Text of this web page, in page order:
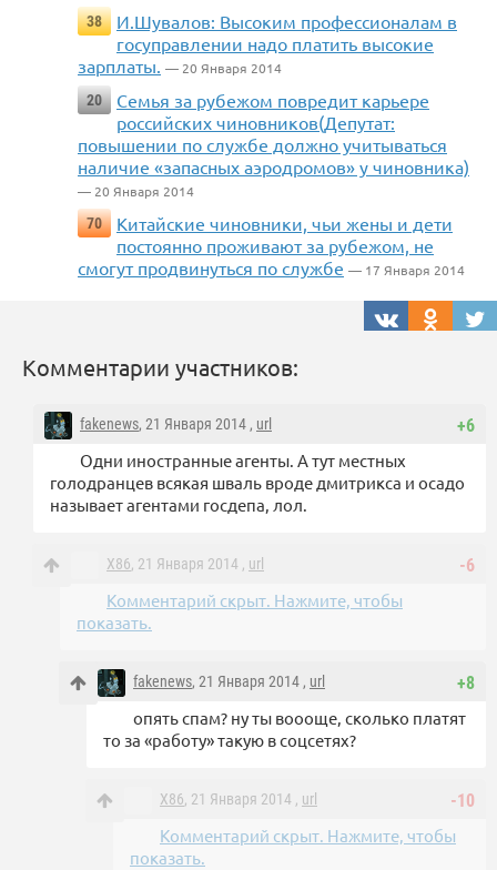
38
И.Шувалов: Высоким профессионалам в
госуправлении надо платить высокие
зарплаты. — 20 Января 2014
20
Семья за рубежом повредит карьере
российских чиновников(Депутат:
повышении по службе должно учитываться
наличие «запасных аэродромов» у чиновника)
— 20 Января 2014
70
Китайские чиновники, чьи жены и дети
постоянно проживают за рубежом, не
смогут продвинуться по службе — 17 Января 2014
Комментарии участников:
+6
fakenews, 21 Января 2014 , url
Одни иностранные агенты. А тут местных
голодранцев всякая шваль вроде дмитрикса и осадо
называет агентами госдепа, лол.
-6
X86, 21 Января 2014 , url
Комментарий скрыт. Нажмите, чтобы
показать.
+8
fakenews, 21 Января 2014 , url
опять спам? ну ты воооще, сколько платят
то за «работу» такую в соцсетях?
-10
X86, 21 Января 2014 , url
Комментарий скрыт. Нажмите, чтобы
показать.